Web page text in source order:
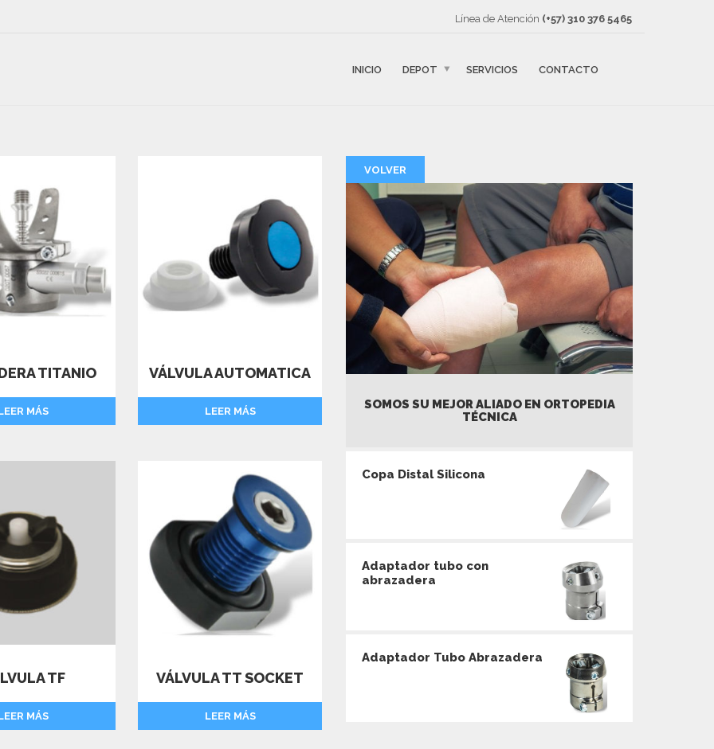
Línea de Atención (+57) ‎310 376 5465
INICIO DEPOT SERVICIOS CONTACTO
TITANIO
MÁS
VÁLVULA AUTOMATICA
LEER MÁS
TF
MÁS
VÁLVULA TT SOCKET
LEER MÁS
VOLVER
SOMOS SU MEJOR ALIADO EN ORTOPEDIA
TÉCNICA
Copa Distal Silicona
Adaptador tubo con
abrazadera
Adaptador Tubo Abrazadera